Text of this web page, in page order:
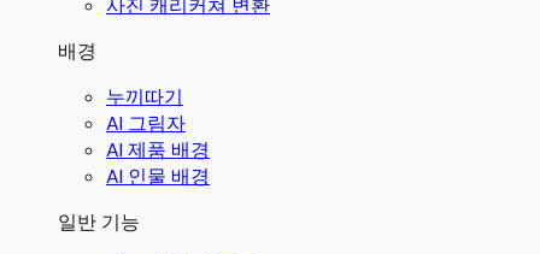
사진 캐리커쳐 변환
배경
누끼따기
AI 그림자
AI 제품 배경
AI 인물 배경
일반 기능